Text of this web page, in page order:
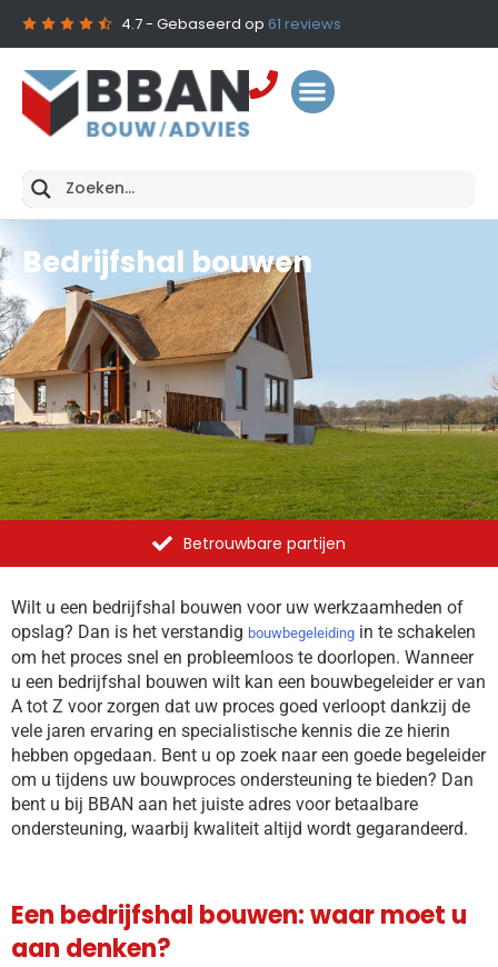
4.7- Gebaseerd op 61 reviews
Bedrijfshal bouwen
Betrouwbare partijen
Wilt u een bedrijfshal bouwen voor uw werkzaamheden of
opslag? Dan is het verstandig bouwbegeleiding in te schakelen
om het proces snel en probleemloos te doorlopen. Wanneer
u een bedrijfshal bouwen wilt kan een bouwbegeleider er van
A tot Z voor zorgen dat uw proces goed verloopt dankzij de
vele jaren ervaring en specialistische kennis die ze hierin
hebben opgedaan. Bent u op zoek naar een goede begeleider
om u tijdens uw bouwproces ondersteuning te bieden? Dan
bent u bij BBAN aan het juiste adres voor betaalbare
ondersteuning, waarbij kwaliteit altijd wordt gegarandeerd.
Een bedrijfshal bouwen: waar moet u
aan denken?